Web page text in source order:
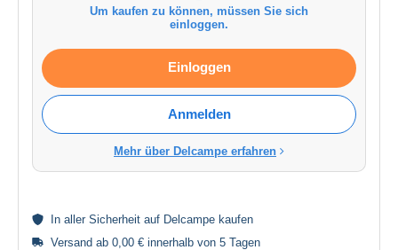
Um kaufen zu können, müssen Sie sich
einloggen.
Einloggen
Anmelden
Mehr über Delcampe erfahren
In aller Sicherheit auf Delcampe kaufen
Versand ab 0,00 € innerhalb von 5 Tagen